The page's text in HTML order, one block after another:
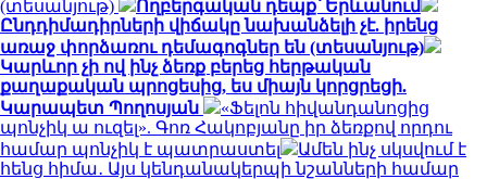
(տեսանյութ)
Ողբերգական դեպք՝ Երևանում
Ընդդիմադիրների վիճակը նախանձելի չէ. իրենց
առաջ փորձառու դեմագոգներ են (տեսանյութ)
Կարևոր չի ով ինչ ձեռք բերեց հերթական
քաղաքական պրոցեսից, ես միայն կորցրեցի.
Կարապետ Պողոսյան
«Ֆելոն հիվանդանոցից
պոնչիկ ա ուզել». Գոռ Հակոբյանը իր ձեռքով որդու
համար պոնչիկ է պատրաստել
Ամեն ինչ սկսվում է
հենց հիմա․ Այս կենդանակերպի նշանների համար